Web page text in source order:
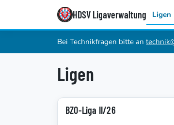
HDSV Ligaverwaltung Ligen
Bei Technikfragen bitte an
Ligen
BZO-Liga II/26